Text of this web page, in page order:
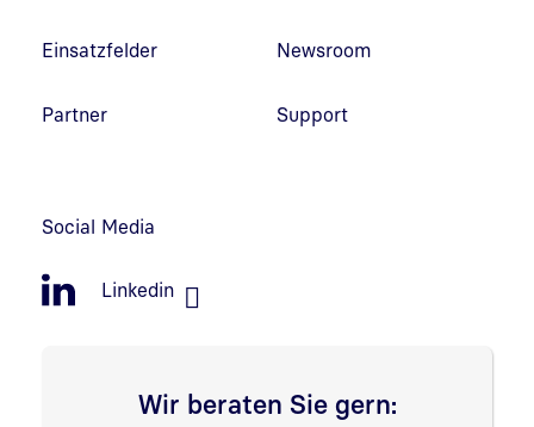
Einsatzfelder
Partner
Newsroom
Support
Social Media
Linkedin
Wir beraten Sie gern: